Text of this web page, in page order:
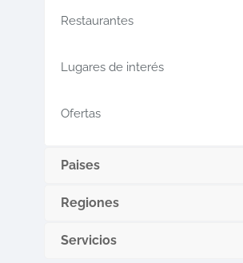
Restaurantes
Lugares de interés
Ofertas
Paises
Regiones
Servicios